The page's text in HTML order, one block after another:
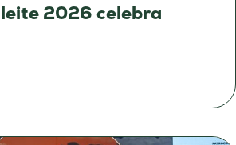
2026 celebra